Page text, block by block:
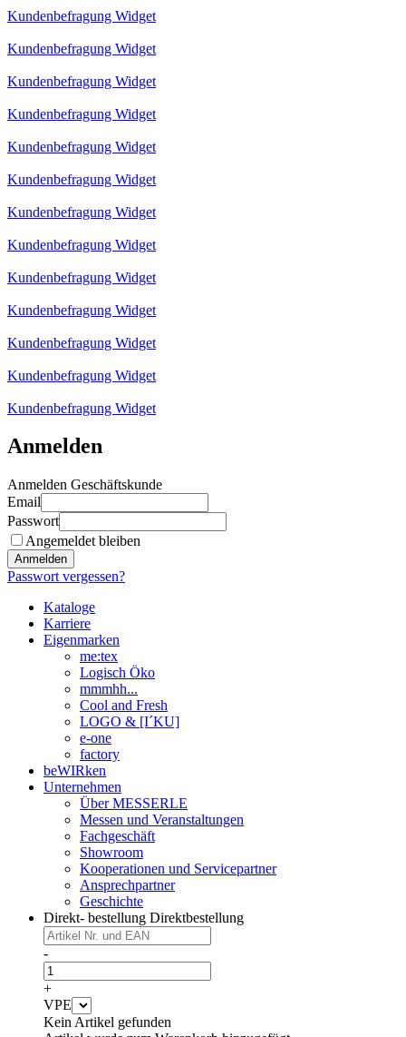
Kundenbefragung Widget
Kundenbefragung Widget
Kundenbefragung Widget
Kundenbefragung Widget
Kundenbefragung Widget
Kundenbefragung Widget
Kundenbefragung Widget
Kundenbefragung Widget
Kundenbefragung Widget
Kundenbefragung Widget
Kundenbefragung Widget
Kundenbefragung Widget
Kundenbefragung Widget
Anmelden
Anmelden Geschäftskunde
Email
Passwort
Angemeldet bleiben
Anmelden
Passwort vergessen?
Kataloge
Karriere
Eigenmarken
me:tex
Logisch Öko
mmmhh...
Cool and Fresh
LOGO & [I´KU]
e-one
factory
beWIRken
Unternehmen
Über MESSERLE
Messen und Veranstaltungen
Fachgeschäft
Showroom
Kooperationen und Servicepartner
Ansprechpartner
Geschichte
Direkt- bestellung Direktbestellung
-
+
VPE
Kein Artikel gefunden